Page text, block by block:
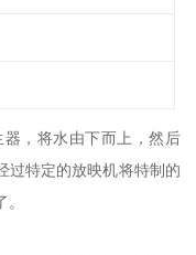
，将水由下而上，然后
过特定的放映机将特制的